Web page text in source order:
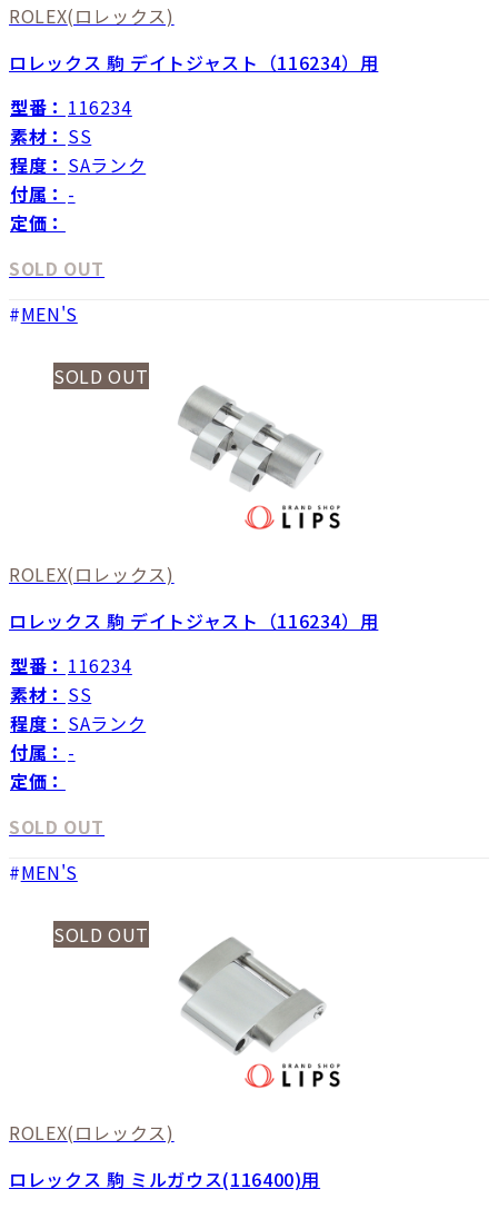
ROLEX(ロレックス)
ロレックス 駒 デイトジャスト（116234）用
型番： 116234
素材： SS
程度： SAランク
付属： -
定価：
SOLD OUT
MEN'S
SOLD OUT
ROLEX(ロレックス)
ロレックス 駒 デイトジャスト（116234）用
型番： 116234
素材： SS
程度： SAランク
付属： -
定価：
SOLD OUT
MEN'S
SOLD OUT
ROLEX(ロレックス)
ロレックス 駒 ミルガウス(116400)用